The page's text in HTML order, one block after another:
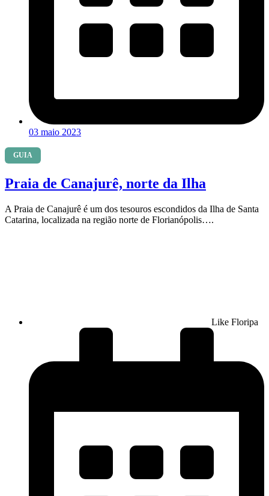
03 maio 2023
GUIA
Praia de Canajurê, norte da Ilha
A Praia de Canajurê é um dos tesouros escondidos da Ilha de Santa
Catarina, localizada na região norte de Florianópolis….
Like Floripa